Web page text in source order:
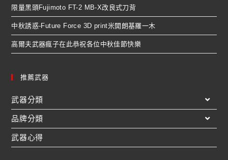
限量黑頭Fujimoto FT-2 MB-X改良式刀背
中秋誘惑-Future Force 3D print米開朗基羅一木
高爾夫武器瘋子在此恭祝各位中秋佳節快樂
推薦武器
武器分類
品牌分類
武器心得